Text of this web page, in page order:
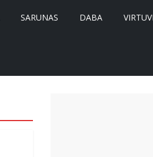
SARUNAS DABA